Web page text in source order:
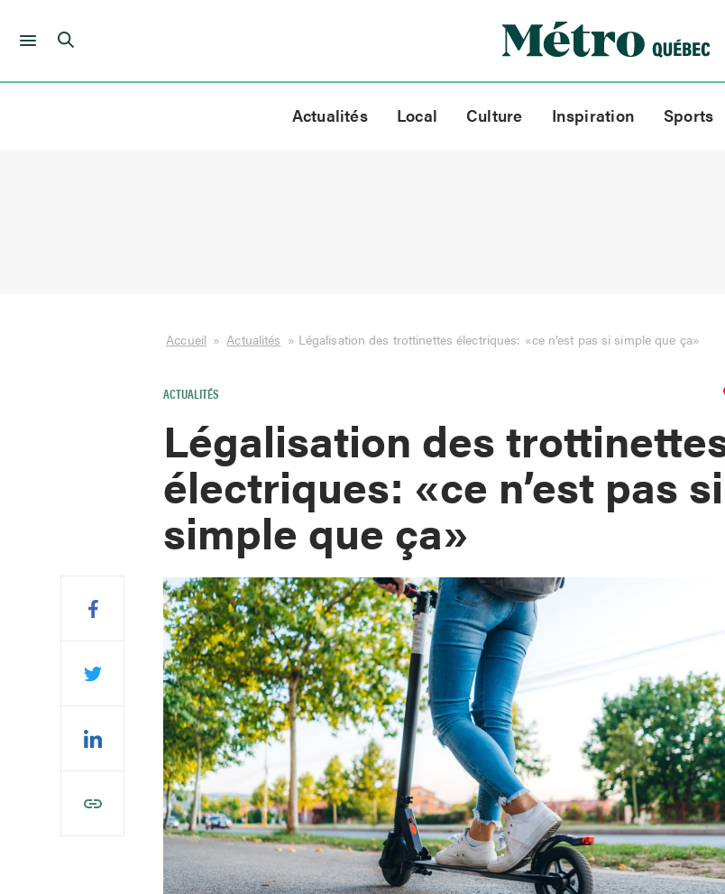
Skip
Actualités Local Culture Inspiration Sports
Accueil » Actualités » Légalisation des trottinettes électriques: «ce n’est pas si simple que ça»
ACTUALITÉS
Légalisation des
électriques: «ce n’est pas si
simple que ça»